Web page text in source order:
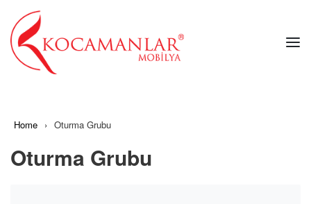
Home › Oturma Grubu
Oturma Grubu